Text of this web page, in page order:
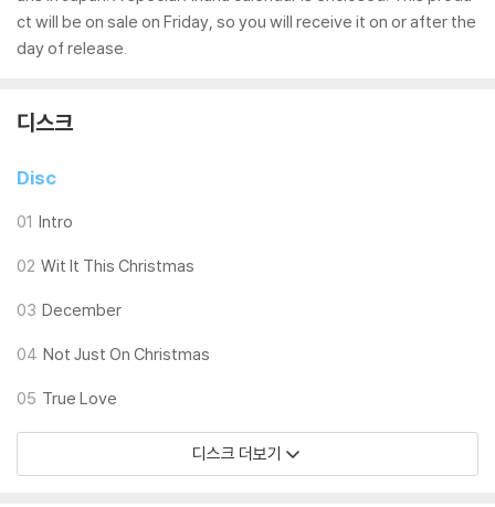
ct will be on sale on Friday, so you will receive it on or after the
day of release.
디스크
Disc
01 Intro
02 Wit It This Christmas
03 December
04 Not Just On Christmas
05 True Love
디스크 더보기